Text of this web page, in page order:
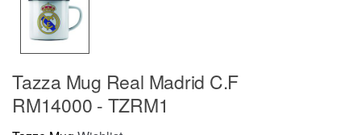
Tazza Mug Real Madrid C.F
RM14000 - TZRM1